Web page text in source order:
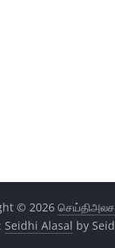
© 2026
Seidhi Alasal by